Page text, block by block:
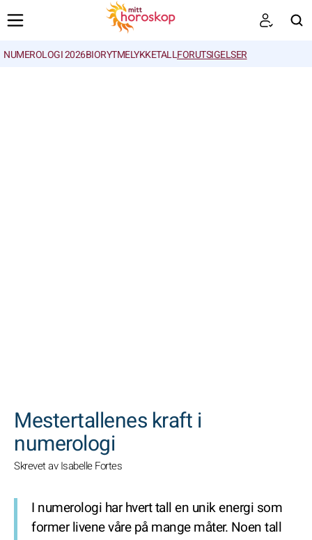
NUMEROLOGI 2026BIORYTMELYKKETALLFORUTSIGELSER
Mestertallenes kraft i
numerologi
Skrevet av Isabelle Fortes
I numerologi har hvert tall en unik energi som
former livene våre på mange måter. Noen tall